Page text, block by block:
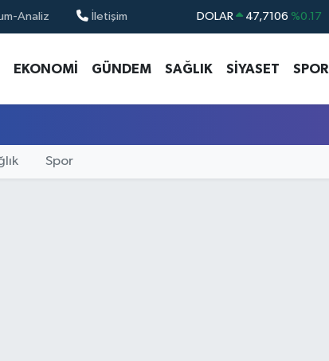
Analiz İletişim DOLAR 47,7106 %0.17
STERLİN 64,4046 %0.35
GRAM ALTIN 6648.99 %2.59
EKONOMİ GÜNDEM SAĞLIK SİYASET SPOR
Spor